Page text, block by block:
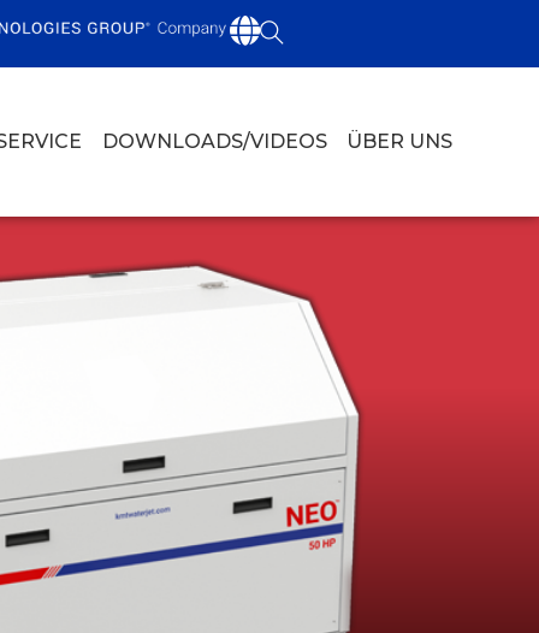
DOWNLOADS/VIDEOS ÜBER UNS